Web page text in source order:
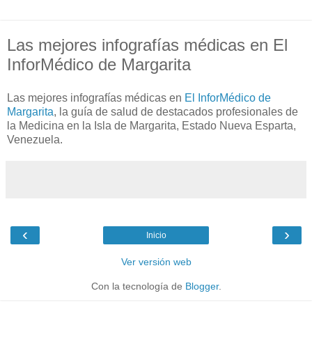
Las mejores infografías médicas en El
InforMédico de Margarita
Las mejores infografías médicas en El InforMédico de
Margarita, la guía de salud de destacados profesionales de
la Medicina en la Isla de Margarita, Estado Nueva Esparta,
Venezuela.
‹ ›
Inicio
Ver versión web
Con la tecnología de Blogger.